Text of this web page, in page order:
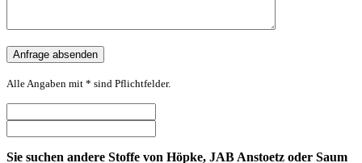
Alle Angaben mit * sind Pflichtfelder.
Sie suchen andere Stoffe von Höpke, JAB Anstoetz oder Saum